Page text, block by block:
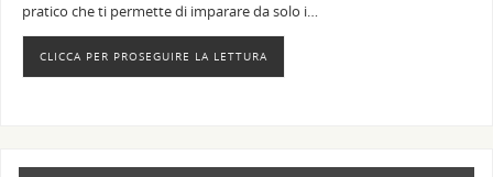
pratico che ti permette di imparare da solo i…
CLICCA PER PROSEGUIRE LA LETTURA